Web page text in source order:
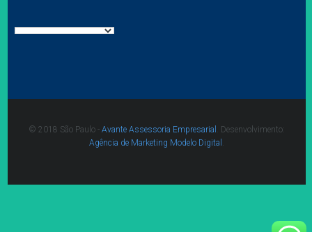
© 2018 São Paulo - Avante Assessoria Empresarial . Desenvolvimento:
Agência de Marketing Modelo Digital .